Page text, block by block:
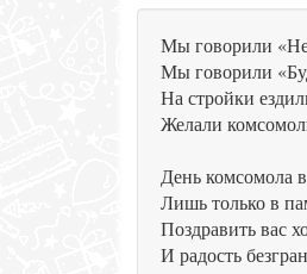
Мы говорили «Не
Мы говорили
На стройки
Желали
День комсомола
Лишь только в
Поздравить вас
И радость